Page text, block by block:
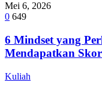
Mei 6, 2026
0 649
6 Mindset yang
Mendapatkan
Kuliah